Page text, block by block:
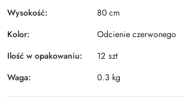
Wysokość:
80 cm
Kolor:
Odcienie czerwonego
Ilość w opakowaniu:
12 szt
Waga:
0.3 kg